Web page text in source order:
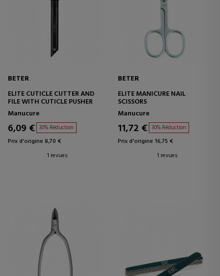
BETER
ELITE CUTICLE CUTTER AND
FILE WITH CUTICLE PUSHER
Manucure
6,09 € 30% Réduction
Prix d'origine 8,70 €
1 revues
BETER
ELITE MANICURE NAIL
SCISSORS
Manucure
11,72 € 30% Réduction
Prix d'origine 16,75 €
1 revues